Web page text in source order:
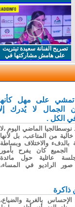
تصريح الفنانة سعيدة تيتريت
على هامش مشاركتها في
مهرجان افران
تمشي على مهل كأنها
لا يُدرك إلا
الكل .
الماضي اليوم ،لا
من المتاعب، بل لأنها
بالدفء والاختلاف وبساطة
كان يفرح بأمور
عائلية حول مائدة
الراديو في المساء،
بالغربة والضياع،